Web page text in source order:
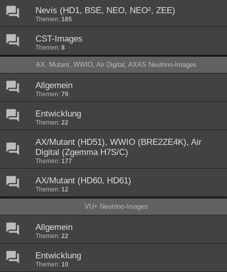
Nevis (HD1, BSE, NEO, NEO², ZEE)
Themen: 185
CST-Images
Themen: 8
AX, Mutant, WWIO, Air Digital, AXAS Neutrino-Images
Allgemein
Themen: 79
Entwicklung
Themen: 22
AX/Mutant (HD51), WWIO (BRE2ZE4K), Air
Digital (Zgemma H7S/C)
Themen: 177
AX/Mutant (HD60, HD61)
Themen: 12
VU+ Neutrino-Images
Allgemein
Themen: 22
Entwicklung
Themen: 10